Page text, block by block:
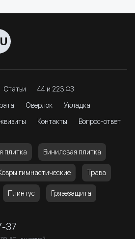
Статьи 44 и 223 ФЗ
Оверлок Укладка
Контакты Вопрос-ответ
плитка Виниловая плитка
гимнастические Трава
Плинтус Грязезащита
37